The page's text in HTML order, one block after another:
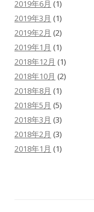
2019年6月 (1)
2019年3月 (1)
2019年2月 (2)
2019年1月 (1)
2018年12月 (1)
2018年10月 (2)
2018年8月 (1)
2018年5月 (5)
2018年3月 (3)
2018年2月 (3)
2018年1月 (1)